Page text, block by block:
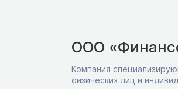
ООО
Компания
физических лиц и